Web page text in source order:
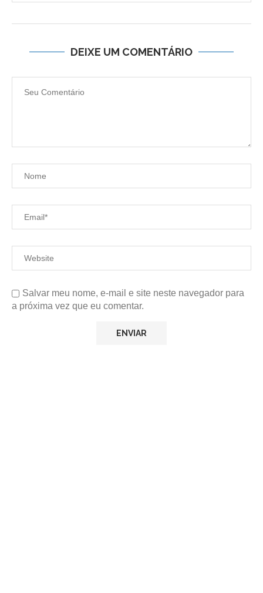
DEIXE UM COMENTÁRIO
Salvar meu nome, e-mail e site neste navegador para
a próxima vez que eu comentar.